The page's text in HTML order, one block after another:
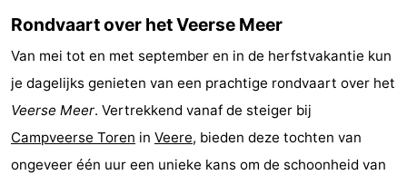
-
Speeltuinen
Binnenspeeltuinen
-
Bowlen
-
Rondvaart over het Veerse Meer
Van mei tot en met september en in de herfstvakantie kun
je dagelijks genieten van een prachtige rondvaart over het
Veerse Meer. Vertrekkend vanaf de steiger bij
Campveerse Toren in Veere, bieden deze tochten van
ongeveer één uur een unieke kans om de schoonheid van